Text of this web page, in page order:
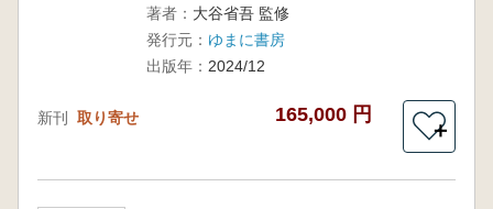
著者： 大谷省吾 監修
発行元： ゆまに書房
出版年： 2024/12
新刊 取り寄せ 165,000 円
＋